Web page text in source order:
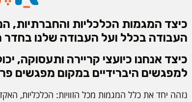
כיצד המגמות הכלכליות והחברתיות,
העבודה בכלל ועל העבודה שלנו בחדר
כיצד אנחנו כיועצי קריירה ותעסוקה,
למפגשים היברידיים במקום מפגשים
נזהה יחד את כלל המגמות מכל הזוויות: הכלכליות,